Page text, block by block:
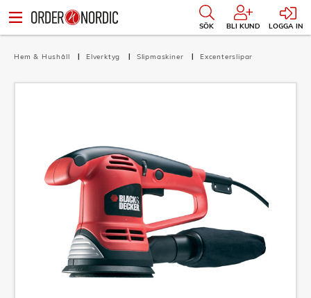
SÖK BLI KUND LOGGA IN
Hem & Hushåll Elverktyg Slipmaskiner Excenterslipar